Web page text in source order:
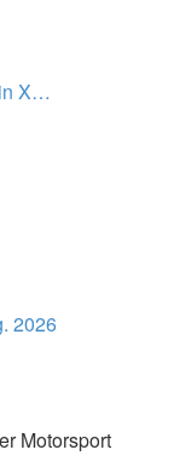
X…
2026
Motorsport